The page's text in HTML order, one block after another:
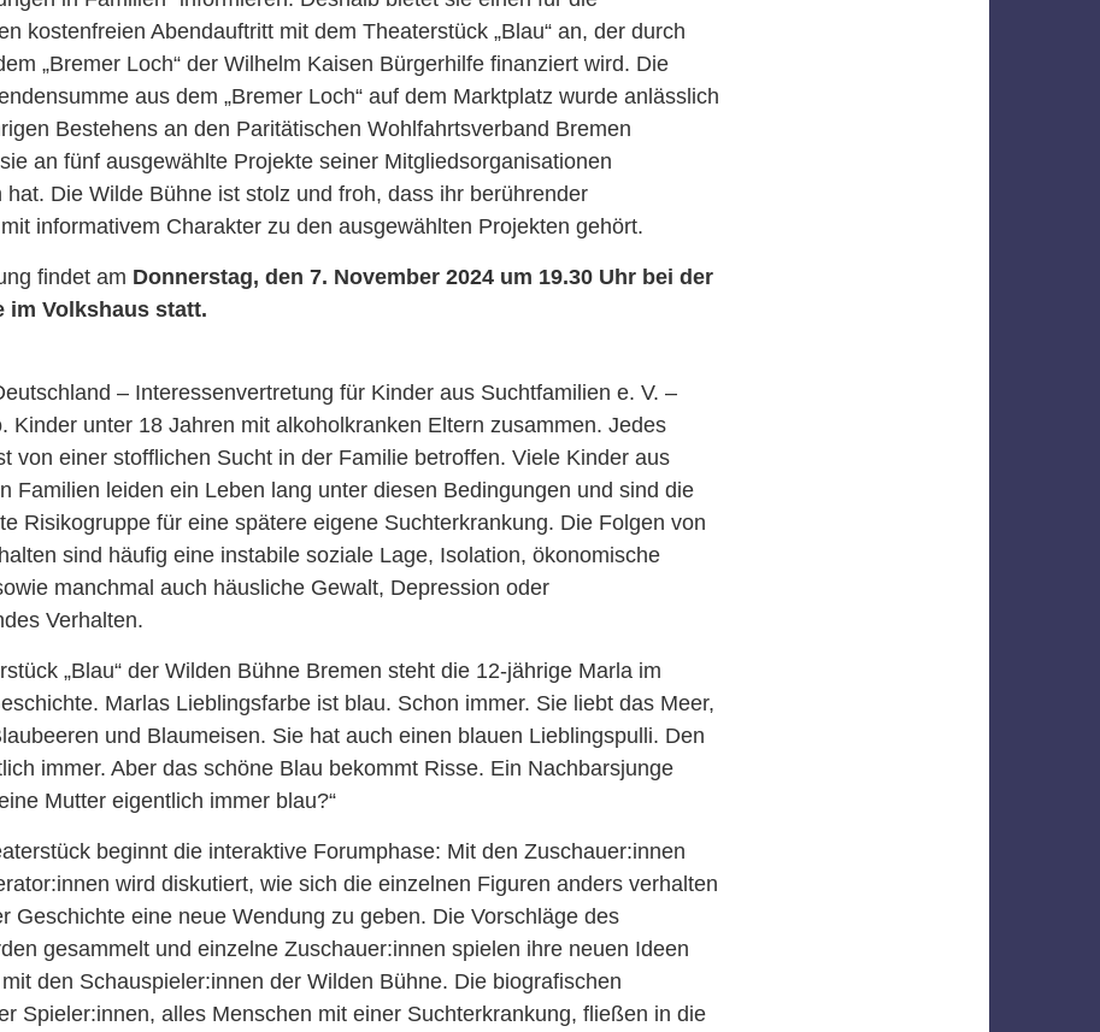
kostenfreien Abendauftritt mit dem Theaterstück „Blau“ an, der durch
„Bremer Loch“ der Wilhelm Kaisen Bürgerhilfe finanziert wird. Die
aus dem „Bremer Loch“ auf dem Marktplatz wurde anlässlich
Bestehens an den Paritätischen Wohlfahrtsverband Bremen
an fünf ausgewählte Projekte seiner Mitgliedsorganisationen
hat. Die Wilde Bühne ist stolz und froh, dass ihr berührender
informativem Charakter zu den ausgewählten Projekten gehört.
findet am Donnerstag, den 7. November 2024 um 19.30 Uhr bei der
im Volkshaus statt.
– Interessenvertretung für Kinder aus Suchtfamilien e. V. –
Kinder unter 18 Jahren mit alkoholkranken Eltern zusammen. Jedes
von einer stofflichen Sucht in der Familie betroffen. Viele Kinder aus
Familien leiden ein Leben lang unter diesen Bedingungen und sind die
Risikogruppe für eine spätere eigene Suchterkrankung. Die Folgen von
sind häufig eine instabile soziale Lage, Isolation, ökonomische
manchmal auch häusliche Gewalt, Depression oder
Verhalten.
„Blau“ der Wilden Bühne Bremen steht die 12-jährige Marla im
Marlas Lieblingsfarbe ist blau. Schon immer. Sie liebt das Meer,
und Blaumeisen. Sie hat auch einen blauen Lieblingspulli. Den
immer. Aber das schöne Blau bekommt Risse. Ein Nachbarsjunge
Mutter eigentlich immer blau?“
beginnt die interaktive Forumphase: Mit den Zuschauer:innen
wird diskutiert, wie sich die einzelnen Figuren anders verhalten
Geschichte eine neue Wendung zu geben. Die Vorschläge des
gesammelt und einzelne Zuschauer:innen spielen ihre neuen Ideen
den Schauspieler:innen der Wilden Bühne. Die biografischen
Spieler:innen, alles Menschen mit einer Suchterkrankung, fließen in die